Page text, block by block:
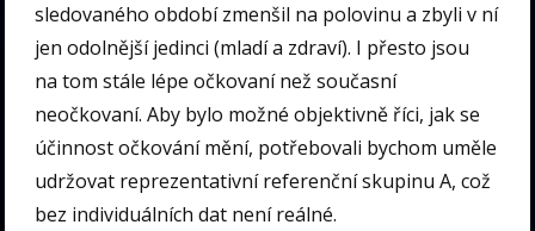
sledovaného období zmenšil na polovinu a zbyli v ní
jen odolnější jedinci (mladí a zdraví). I přesto jsou
na tom stále lépe očkovaní než současní
neočkovaní. Aby bylo možné objektivně říci, jak se
účinnost očkování mění, potřebovali bychom uměle
udržovat reprezentativní referenční skupinu A, což
bez individuálních dat není reálné.